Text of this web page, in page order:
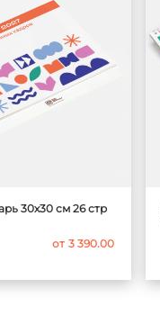
30х30 см 26 стр
от 3 390.00